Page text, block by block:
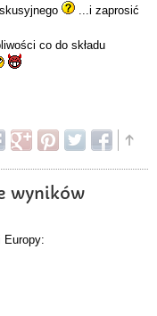
...i zaprosić
co do składu
wyników
Europy: